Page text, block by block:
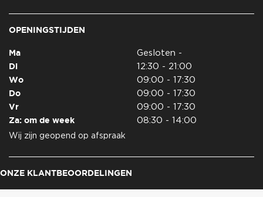
OPENINGSTIJDEN
Ma Gesloten -
Di 12:30 - 21:00
Wo 09:00 - 17:30
Do 09:00 - 17:30
Vr 09:00 - 17:30
Za: om de week 08:30 - 14:00
Wij zijn geopend op afspraak
ONZE KLANTBEOORDELINGEN